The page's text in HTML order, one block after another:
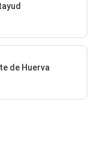
de Huerva